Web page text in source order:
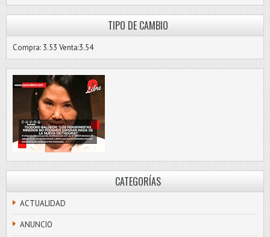
TIPO DE CAMBIO
Compra: 3.53 Venta:3.54
CATEGORÍAS
ACTUALIDAD
ANUNCIO